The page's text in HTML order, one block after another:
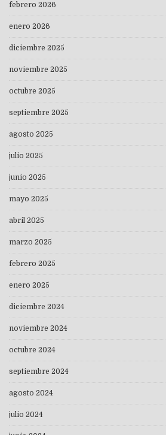
febrero 2026
enero 2026
diciembre 2025
noviembre 2025
octubre 2025
septiembre 2025
agosto 2025
julio 2025
junio 2025
mayo 2025
abril 2025
marzo 2025
febrero 2025
enero 2025
diciembre 2024
noviembre 2024
octubre 2024
septiembre 2024
agosto 2024
julio 2024